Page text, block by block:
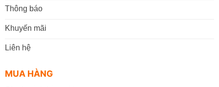
Thông báo
Khuyến mãi
Liên hệ
MUA HÀNG